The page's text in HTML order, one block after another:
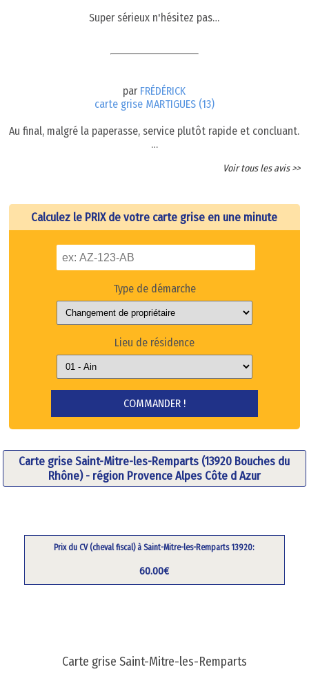
Super sérieux n'hésitez pas…
par FRÉDÉRICK
carte grise MARTIGUES (13)
Au final, malgré la paperasse, service plutôt rapide et concluant.
…
Voir tous les avis >>
Calculez le PRIX de votre carte grise en une minute
Type de démarche
Lieu de résidence
Carte grise Saint-Mitre-les-Remparts (13920 Bouches du
Rhône) - région Provence Alpes Côte d Azur
Prix du CV (cheval fiscal) à Saint-Mitre-les-Remparts 13920:
60.00€
Carte grise Saint-Mitre-les-Remparts